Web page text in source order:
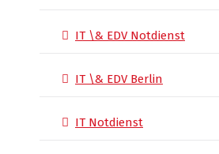
IT \& EDV Notdienst
IT \& EDV Berlin
IT Notdienst